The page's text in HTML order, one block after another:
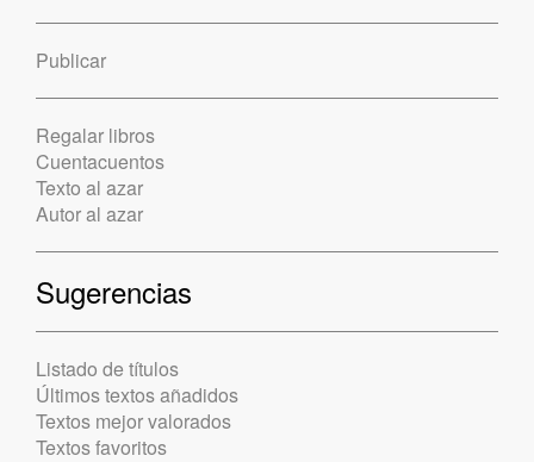
Publicar
Regalar libros
Cuentacuentos
Texto al azar
Autor al azar
Sugerencias
Listado de títulos
Últimos textos añadidos
Textos mejor valorados
Textos favoritos